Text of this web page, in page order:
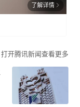
了解详情
打开腾讯新闻查看更多